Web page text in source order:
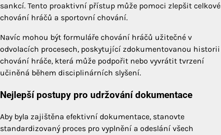
sankcí. Tento proaktivní přístup může pomoci zlepšit celkové
chování hráčů a sportovní chování.
Navíc mohou být formuláře chování hráčů užitečné v
odvolacích procesech, poskytující zdokumentovanou historii
chování hráče, která může podpořit nebo vyvrátit tvrzení
učiněná během disciplinárních slyšení.
Nejlepší postupy pro udržování dokumentace
Aby byla zajištěna efektivní dokumentace, stanovte
standardizovaný proces pro vyplnění a odeslání všech